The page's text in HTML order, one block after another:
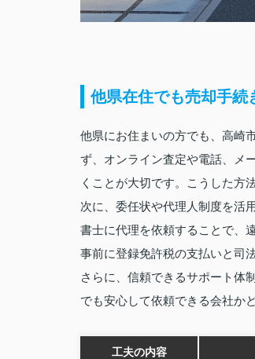
他県在住でも売却手続
他県にお住まいの方でも、高崎
ず、オンライン査定や電話、メ
くことが大切です。こうした方
次に、委任状や代理人制度を活
書士に代理を依頼することで、
事前に登録免許税の支払いと司
さらに、信頼できるサポート体
でも安心して依頼できる会社か
工夫の内容